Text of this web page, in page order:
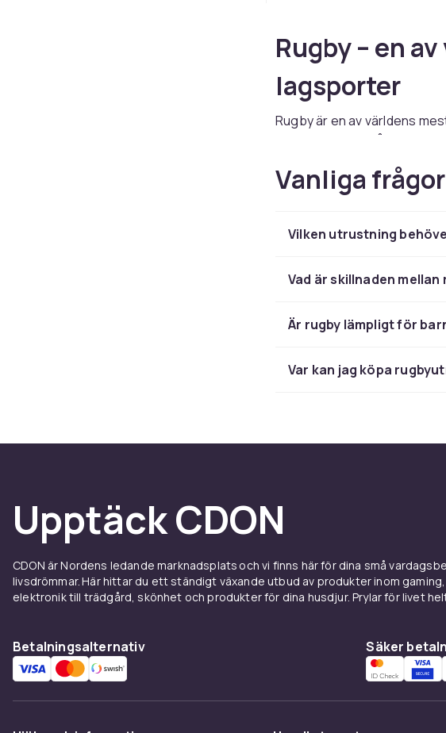
Rugby – en
lagsporter
Rugby är en av världens
rötter i England på 1800-
där laget som samarbetar
rugby union med 15
I Sverige växer rugbyn som
kan alla typer av
plan, vänner efter"
och träningsredskap. Besök
och en passande hjälm.
Se hela sortimentet av
alla storlekar för barn,
För skyddsutrustning, se
Rugby för
Rugby är en utmärkt sport
Vanliga frågor
Vilken utrustning
Vad är skillnaden
Är rugby lämpligt för
Var kan jag köpa
Upptäck CDON
CDON är Nordens ledande marknadsplats och vi finns här för dina små
livsdrömmar. Här hittar du ett ständigt växande utbud av produkter inom
elektronik till trädgård, skönhet och produkter för dina husdjur. Prylar för livet
Betalningsalternativ Säker